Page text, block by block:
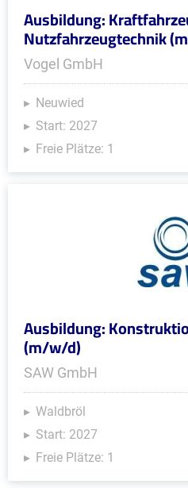
Ausbildung:
Nutzfahrzeugtechnik
Vogel GmbH
Neuwied
Start: 2027
Freie Plätze: 1
Ausbildung:
(m/w/d)
SAW GmbH
Waldbröl
Start: 2027
Freie Plätze: 1